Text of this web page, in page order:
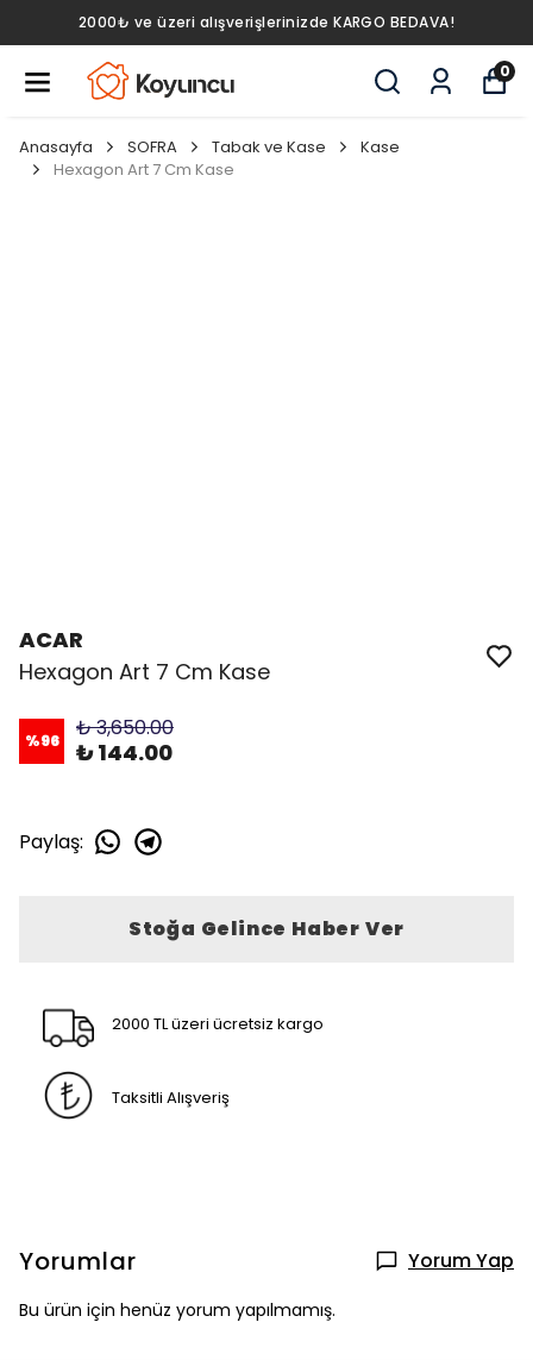
2000₺ ve üzeri alışverişlerinizde KARGO BEDAVA!
0
Anasayfa SOFRA Tabak ve Kase
Kase
Hexagon Art 7 Cm Kase
ACAR
Hexagon Art 7 Cm Kase
%96 ₺ 3,650.00
₺ 144.00
Paylaş:
Stoğa Gelince Haber Ver
2000 TL üzeri ücretsiz kargo
Taksitli Alışveriş
Yorumlar Yorum Yap
Bu ürün için henüz yorum yapılmamış.